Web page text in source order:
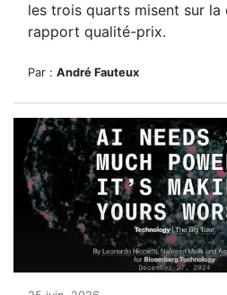
les trois quarts misent sur
rapport qualité-prix.
Par : André Fauteux